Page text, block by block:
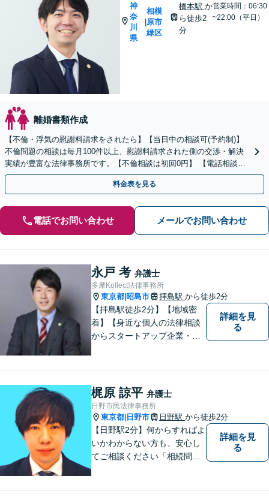
神
奈
川
県
相模
原市
緑区
橋本駅 か
ら徒歩2
分
営業時間：06:30
~22:00（平日）
離婚書類作成
【不倫・浮気の慰謝料請求をされたら】【当日中の相談可(予約制)】
不倫問題の相談は毎月100件以上、慰謝料請求された側の交渉・解決
実績が豊富な法律事務所です。【不倫相談は初回0円】 【電話相談で
ご契約まで対応可/来所不要】
料金表を見る
電話でお問い合わせ メールでお問い合わせ
永戸 考 弁護士
多摩Kollect法律事務所
東京都 昭島市 拝島駅 から徒歩2分
【拝島駅徒歩2分】【地域密
着】【身近な個人の法律相談
からスタートアップ企業・中
イスをご提供します。
詳細を見
る
梶原 諒平 弁護士
日野市民法律事務所
東京都 日野市 日野駅 から徒歩2分
【日野駅2分】何からすればよ
いかわからない方も、安心し
てご相談ください「相続問
詳細を見
る